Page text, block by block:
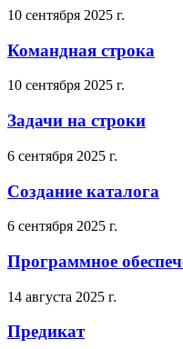
10 сентября 2025 г.
Командная строка
10 сентября 2025 г.
Задачи на строки
6 сентября 2025 г.
Создание каталога
6 сентября 2025 г.
Программное
14 августа 2025 г.
Предикат